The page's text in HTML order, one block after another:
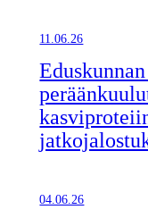
11.06.26
04.06.26